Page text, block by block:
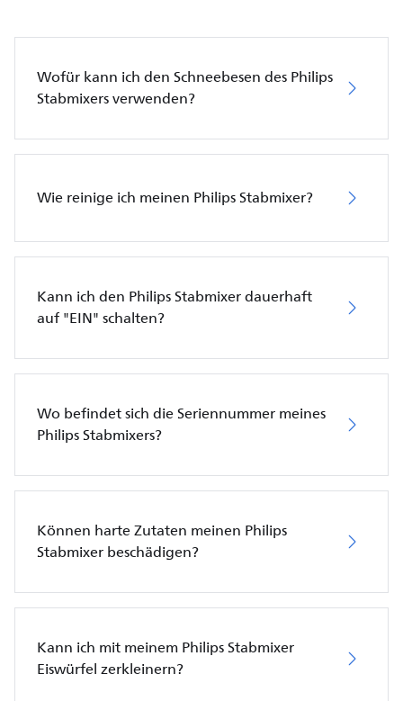
Wofür kann ich den Schneebesen des Philips
Stabmixers verwenden?
Wie reinige ich meinen Philips Stabmixer?
Kann ich den Philips Stabmixer dauerhaft
auf "EIN" schalten?
Wo befindet sich die Seriennummer meines
Philips Stabmixers?
Können harte Zutaten meinen Philips
Stabmixer beschädigen?
Kann ich mit meinem Philips Stabmixer
Eiswürfel zerkleinern?